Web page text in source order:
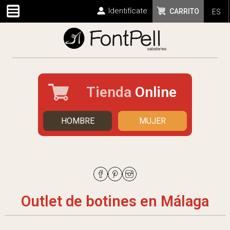
ES
CARRITO
Identifícate
Tienda Online
HOMBRE MUJER
Outlet de botines en Málaga